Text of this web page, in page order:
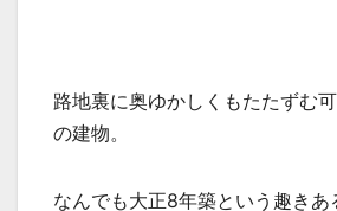
路地裏に奥ゆかしくもたたずむ
の建物。
なんでも大正8年築という趣きあ